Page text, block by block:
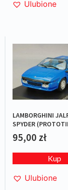
Ulubione
LAMBORGHINI
SPYDER
BLUE L.E.1/1000
95,00 zł
Kup
Ulubione